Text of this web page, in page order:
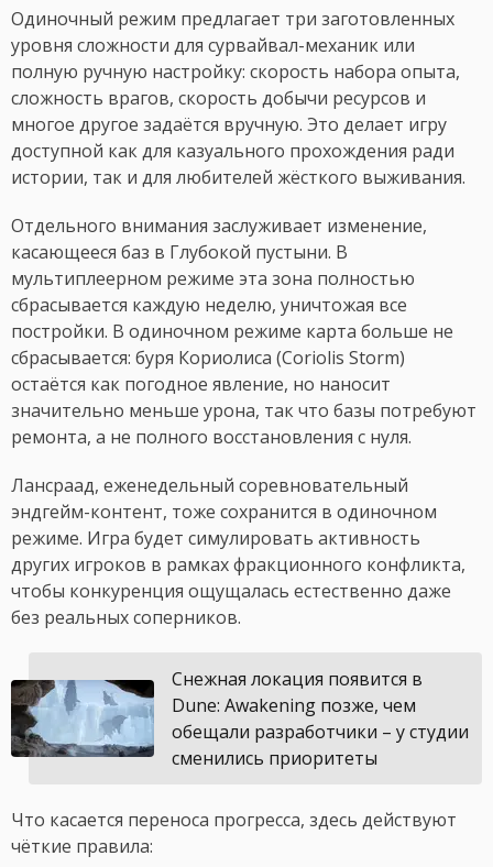
Одиночный режим предлагает три заготовленных
уровня сложности для сурвайвал-механик или
полную ручную настройку: скорость набора опыта,
сложность врагов, скорость добычи ресурсов и
многое другое задаётся вручную. Это делает игру
доступной как для казуального прохождения ради
истории, так и для любителей жёсткого выживания.
Отдельного внимания заслуживает изменение,
касающееся баз в Глубокой пустыни. В
мультиплеерном режиме эта зона полностью
сбрасывается каждую неделю, уничтожая все
постройки. В одиночном режиме карта больше не
сбрасывается: буря Кориолиса (Coriolis Storm)
остаётся как погодное явление, но наносит
значительно меньше урона, так что базы потребуют
ремонта, а не полного восстановления с нуля.
Лансраад, еженедельный соревновательный
эндгейм-контент, тоже сохранится в одиночном
режиме. Игра будет симулировать активность
других игроков в рамках фракционного конфликта,
чтобы конкуренция ощущалась естественно даже
без реальных соперников.
Снежная локация появится в
Dune: Awakening позже, чем
обещали разработчики – у студии
сменились приоритеты
Что касается переноса прогресса, здесь действуют
чёткие правила: